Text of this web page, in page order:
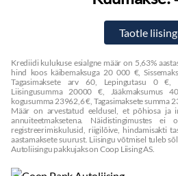
Krediidi kulukuse esialgne määr on 5,63%
hind koos käibemaksuga 20 000 €,
Tagasimaksete arv 60, Lepingutasu 0 €,
Liisingusumma 20000 €, Jääkmaksumus
kogusumma 23962,6 €, Tagasimaksete summa
Määr on arvestatud eeldusel, et põhiosa ja
annuiteetmaksetena. Näidistingimustes
registreerimiskulusid, riigilõive, hindamisakti
aastamaksete suurust. Liisingu võtmisel tuleb
Autoliisingu pakkujaks on Coop Liising AS.